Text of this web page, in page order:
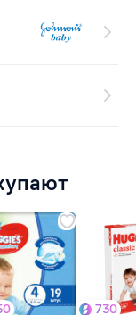
730